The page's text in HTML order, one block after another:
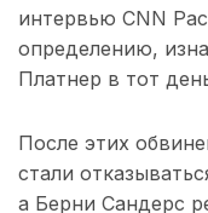
интервью CNN
определению,
Платнер в тот
После этих
стали
а Берни Сандерс